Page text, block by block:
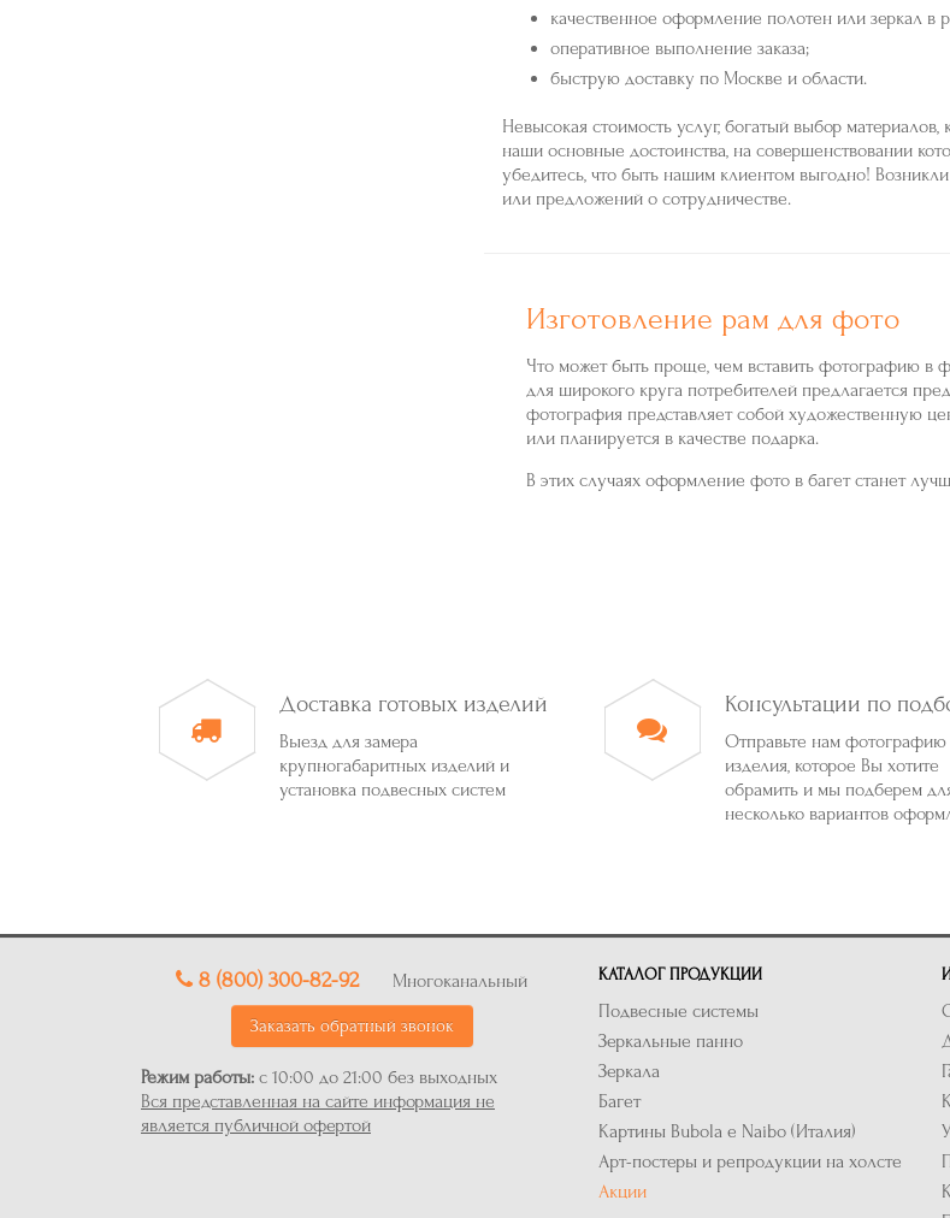
качественное оформление полотен или зеркал в
оперативное выполнение заказа;
быструю доставку по Москве и области.
Невысокая стоимость услуг, богатый выбор
наши основные достоинства, на совершенствовании
убедитесь, что быть нашим клиентом выгодно!
или предложений о сотрудничестве.
Изготовление рам для фото
Что может быть проще, чем вставить фотографию в
для широкого круга потребителей предлагается
фотография представляет собой художественную
или планируется в качестве подарка.
В этих случаях оформление фото в багет станет
Доставка готовых изделий
Выезд для замера
крупногабаритных изделий и
установка подвесных систем
Консультации по
Отправьте нам фотографию
изделия, которое Вы хотите
обрамить и мы подберем
несколько вариантов
8 (800) 300-82-92 Многоканальный
Заказать обратный звонок
Режим работы: с 10:00 до 21:00 без выходных
Вся представленная на сайте информация не
является публичной офертой
КАТАЛОГ ПРОДУКЦИИ
Подвесные системы
Зеркальные панно
Зеркала
Багет
Картины Bubola e Naibo (Италия)
Арт-постеры и репродукции на холсте
Акции